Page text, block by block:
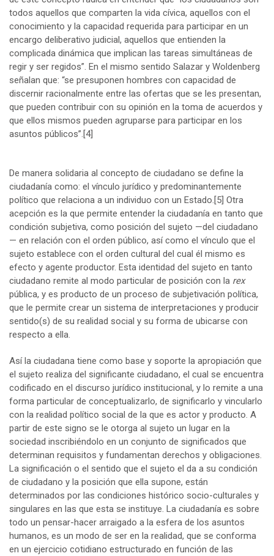
todos aquellos que comparten la vida cívica, aquellos con el
conocimiento y la capacidad requerida para participar en un
encargo deliberativo judicial, aquellos que entienden la
complicada dinámica que implican las tareas simultáneas de
regir y ser regidos”. En el mismo sentido Salazar y Woldenberg
señalan que: “se presuponen hombres con capacidad de
discernir racionalmente entre las ofertas que se les presentan,
que pueden contribuir con su opinión en la toma de acuerdos y
que ellos mismos pueden agruparse para participar en los
asuntos públicos”.[4]
De manera solidaria al concepto de ciudadano se define la
ciudadanía como: el vínculo jurídico y predominantemente
político que relaciona a un individuo con un Estado.[5] Otra
acepción es la que permite entender la ciudadanía en tanto que
condición subjetiva, como posición del sujeto —del ciudadano
— en relación con el orden público, así como el vínculo que el
sujeto establece con el orden cultural del cual él mismo es
efecto y agente productor. Esta identidad del sujeto en tanto
ciudadano remite al modo particular de posición con la rex
pública, y es producto de un proceso de subjetivación política,
que le permite crear un sistema de interpretaciones y producir
sentido(s) de su realidad social y su forma de ubicarse con
respecto a ella.
Así la ciudadana tiene como base y soporte la apropiación que
el sujeto realiza del significante ciudadano, el cual se encuentra
codificado en el discurso jurídico institucional, y lo remite a una
forma particular de conceptualizarlo, de significarlo y vincularlo
con la realidad político social de la que es actor y producto. A
partir de este signo se le otorga al sujeto un lugar en la
sociedad inscribiéndolo en un conjunto de significados que
determinan requisitos y fundamentan derechos y obligaciones.
La significación o el sentido que el sujeto el da a su condición
de ciudadano y la posición que ella supone, están
determinados por las condiciones histórico socio-culturales y
singulares en las que esta se instituye. La ciudadanía es sobre
todo un pensar-hacer arraigado a la esfera de los asuntos
humanos, es un modo de ser en la realidad, que se conforma
en un ejercicio cotidiano estructurado en función de las